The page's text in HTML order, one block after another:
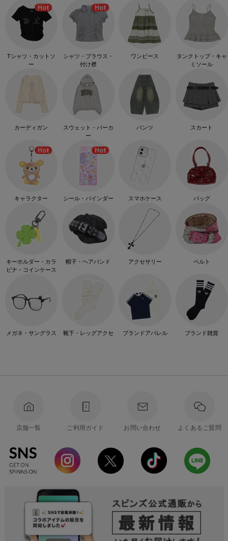
Tシャツ・カットソ
ー
シャツ・ブラウス・
付け襟
ワンピース
タンクトップ・キャ
ミソール
カーディガン
スウェット・パーカ
ー
パンツ スカート
キャラクター シール・バインダー スマホケース バッグ
キーホルダー・カラ
ビナ・コインケース
帽子・ヘアバンド アクセサリー ベルト
メガネ・サングラス 靴下・レッグアクセ ブランドアパレル ブランド雑貨
店舗一覧 ご利用ガイド お問い合わせ よくあるご質問